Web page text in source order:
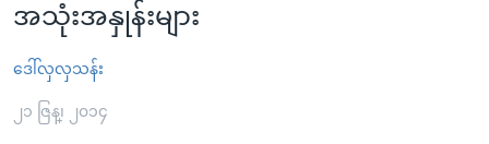
များ
ပင်မ
ကမ္ဘာ့သတင်းများ
နိုင်ငံတကာ
အမေရိကန်
ဗွီဒီယို
သတင်းလွတ်လပ်ခွင့်
အသုံးအနှုန်းများ
ဒေါ်လှလှသန်း
၂၁ ဇြန္၊ ၂၀၁၄